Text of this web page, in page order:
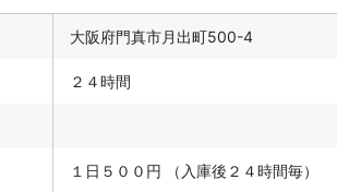
大阪府門真市月出町500-4
２４時間
１日５００円 （入庫後２４時間毎）